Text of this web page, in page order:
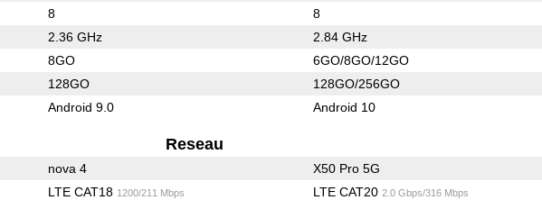
8 8
2.36 GHz 2.84 GHz
8GO 6GO/8GO/12GO
128GO 128GO/256GO
Android 9.0 Android 10
Reseau
nova 4 X50 Pro 5G
LTE CAT18 1200/211 Mbps LTE CAT20 2.0 Gbps/316 Mbps